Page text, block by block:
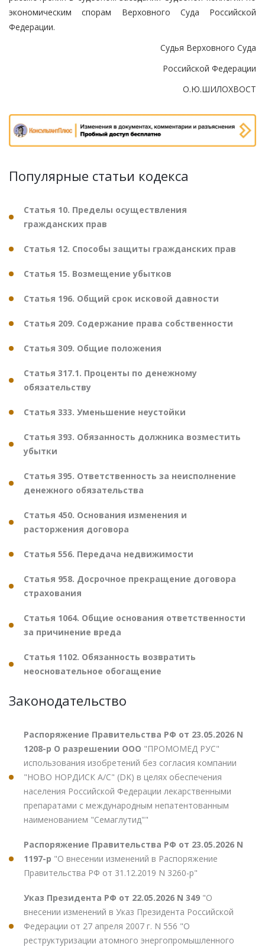
экономическим спорам Верховного Суда Российской
Федерации.
Судья Верховного Суда
Российской Федерации
О.Ю.ШИЛОХВОСТ
Популярные статьи кодекса
Статья 10. Пределы осуществления
гражданских прав
Статья 12. Способы защиты гражданских прав
Статья 15. Возмещение убытков
Статья 196. Общий срок исковой давности
Статья 209. Содержание права собственности
Статья 309. Общие положения
Статья 317.1. Проценты по денежному
обязательству
Статья 333. Уменьшение неустойки
Статья 393. Обязанность должника возместить
убытки
Статья 395. Ответственность за неисполнение
денежного обязательства
Статья 450. Основания изменения и
расторжения договора
Статья 556. Передача недвижимости
Статья 958. Досрочное прекращение договора
страхования
Статья 1064. Общие основания ответственности
за причинение вреда
Статья 1102. Обязанность возвратить
неосновательное обогащение
Законодательство
Распоряжение Правительства РФ от 23.05.2026 N
1208-р О разрешении ООО "ПРОМОМЕД РУС"
использования изобретений без согласия компании
"НОВО НОРДИСК А/С" (DK) в целях обеспечения
населения Российской Федерации лекарственными
препаратами с международным непатентованным
наименованием "Семаглутид""
Распоряжение Правительства РФ от 23.05.2026 N
1197-р "О внесении изменений в Распоряжение
Правительства РФ от 31.12.2019 N 3260-р"
Указ Президента РФ от 22.05.2026 N 349 "О
внесении изменений в Указ Президента Российской
Федерации от 27 апреля 2007 г. N 556 "О
реструктуризации атомного энергопромышленного